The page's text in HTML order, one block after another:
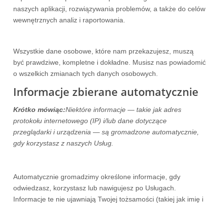
naszych aplikacji, rozwiązywania problemów, a także do celów
wewnętrznych analiz i raportowania.
Wszystkie dane osobowe, które nam przekazujesz, muszą
być prawdziwe, kompletne i dokładne. Musisz nas powiadomić
o wszelkich zmianach tych danych osobowych.
Informacje zbierane automatycznie
Krótko mówiąc:Niektóre informacje — takie jak adres
protokołu internetowego (IP) i/lub dane dotyczące
przeglądarki i urządzenia — są gromadzone automatycznie,
gdy korzystasz z naszych Usług.
Automatycznie gromadzimy określone informacje, gdy
odwiedzasz, korzystasz lub nawigujesz po Usługach.
Informacje te nie ujawniają Twojej tożsamości (takiej jak imię i